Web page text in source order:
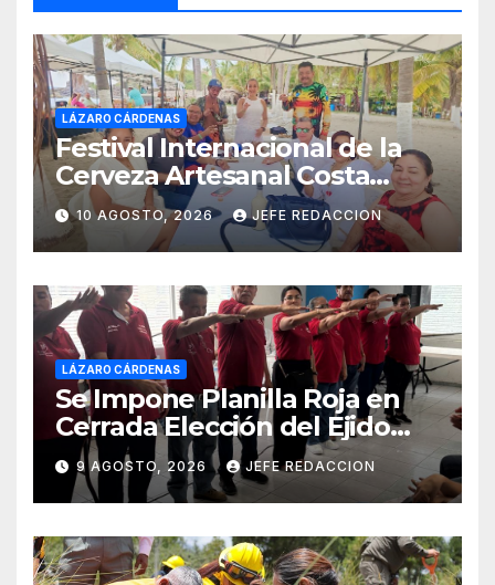
LÁZARO CÁRDENAS
Festival Internacional de la
Cerveza Artesanal Costa
Michoacán 2026 Cerro su 19ª
Edición
10 AGOSTO, 2026 JEFE REDACCION
LÁZARO CÁRDENAS
Se Impone Planilla Roja en
Cerrada Elección del Ejido
Melchor Ocampo en Lázaro
Cárdenas
9 AGOSTO, 2026 JEFE REDACCION